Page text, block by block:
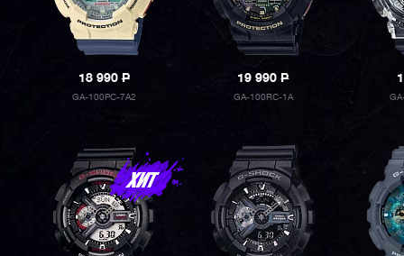
18 990P
GA-100PC-7A2
19 990P
GA-100RC-1A